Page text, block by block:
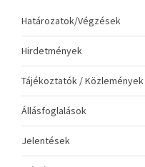
Határozatok/Végzések
Hirdetmények
Tájékoztatók / Közlemények
Állásfoglalások
Jelentések